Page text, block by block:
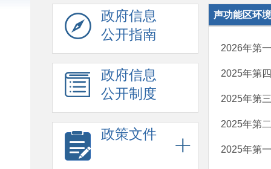
政府信息
公开指南
政府信息
公开制度
政策文件
声功能区环
2026年第
2025年第
2025年第
2025年第
2025年第